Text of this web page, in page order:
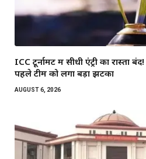
ICC टूर्नामेंट में सीधी एंट्री का
पहले टीम को लगा बड़ा झटका
AUGUST 6, 2026